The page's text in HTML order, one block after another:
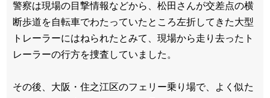
警察は現場の目撃情報などから、松田さんが交差点の横
断歩道を自転車でわたっていたところ左折してきた大型
トレーラーにはねられたとみて、現場から走り去ったト
レーラーの行方を捜査していました。
その後、大阪・住之江区のフェリー乗り場で、よく似た